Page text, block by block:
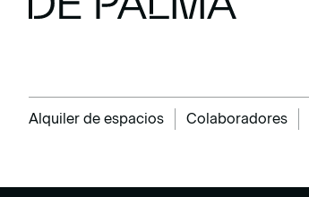
Alquiler de espacios Colaboradores